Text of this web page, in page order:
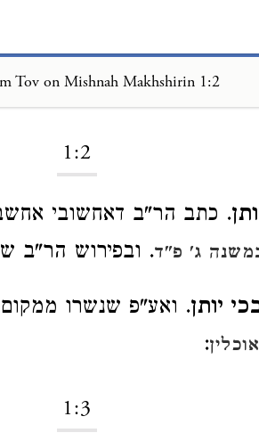
Tov on Mishnah Makhshirin 1:2
1:2
. כתב הר"ב דאחשובי
ג' פ"ד. ובפירוש הר"ב
יותן. ואע"פ שנשרו
:
1:3